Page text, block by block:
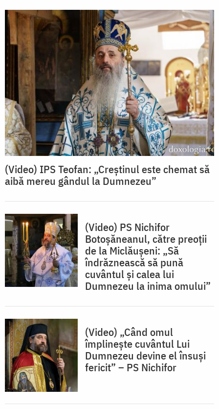
(Video) IPS Teofan: „Creștinul este chemat să
aibă mereu gândul la Dumnezeu”
(Video) PS Nichifor
Botoșăneanul, către preoții
de la Miclăușeni: „Să
îndrăznească să pună
cuvântul și calea lui
Dumnezeu la inima omului”
(Video) „Când omul
împlinește cuvântul Lui
Dumnezeu devine el însuși
fericit” – PS Nichifor